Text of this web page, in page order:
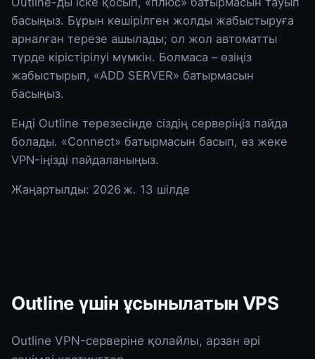
басыңыз. Бұрын көшірілген жолды жабыстыруға
арналған терезе ашылады; ол жол автоматты
түрде кірістірілуі мүмкін. Болмаса – өзіңіз
жабыстырып, «ADD SERVER» батырмасын
басыңыз.
Енді Outline терезесінде сіздің серверіңіз пайда
болады. «Connect» батырмасын басып, өз жеке
VPN-іңізді пайдаланыңыз.
Жаңартылды: 2026 ж. 13 шілде
Outline үшін ұсынылатын VPS
Outline VPN-серверіне қолайлы, арзан әрі